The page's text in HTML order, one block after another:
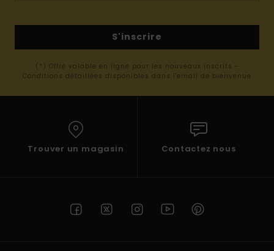
S'inscrire
(*) Offre valable en ligne pour les nouveaux inscrits -
Conditions détaillées disponibles dans l'email de bienvenue
Trouver un magasin Contactez nous